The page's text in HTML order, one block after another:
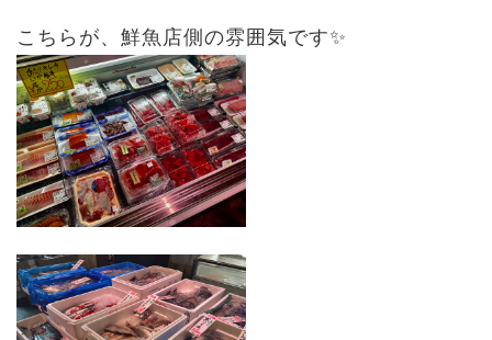
こちらが、鮮魚店側の雰囲気です✨